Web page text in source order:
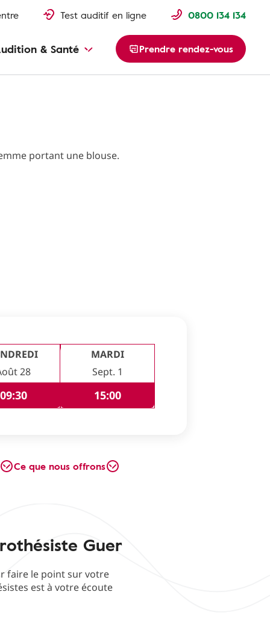
Test auditif en ligne 0800 134 134
& Santé Prendre rendez-vous
28
09:30
MARDI
Sept. 1
15:00
Ce que nous offrons
Guer
faire le point sur votre
est à votre écoute